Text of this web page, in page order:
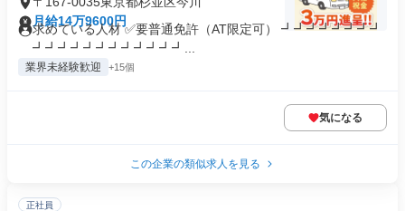
月給14万9600円
求めている人材 ✅要普通免許（AT限定可） ┛┛┛┛┛┛┛┛
┛┛┛┛┛┛┛┛┛┛┛┛...
業界未経験歓迎 +15個
気になる
この企業の類似求人を見る
正社員